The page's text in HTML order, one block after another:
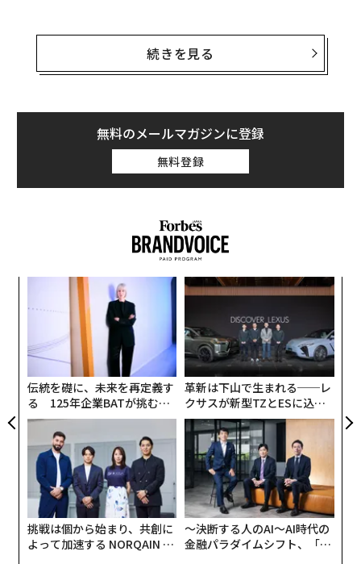
経営陣は、米国時間3月18日に行われた決算発表に伴う
カンファレンスコールで、AI投資の増額を表明した。こ
入は含まれない。
同社にはAIに注ぎ込むだけの十分な余力がある。昨年第
4四半期の売上高は、オンラインゲーム部門の強い業績
により前年同期比13％増の1944億元となった。純利益も
続きを見る
無料のメールマガジンに登録
無料登録
伝統を礎に、未来を再定義す
る 125年企業BATが挑むス
モークレスな未来
革新は下山で生まれる──レ
クサスが新型TZとESに込め
た「DISCOVER」の哲学
挑戦は個から始まり、共創に
よって加速する NORQAIN JA
〜決断する人のAI〜AI時代の
金融パラダイムシフト、「超